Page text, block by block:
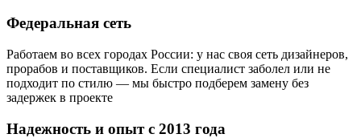
Федеральная сеть
Работаем во всех городах России: у нас своя сеть дизайнеров,
прорабов и поставщиков. Если специалист заболел или не
подходит по стилю — мы быстро подберем замену без
задержек в проекте
Надежность и опыт с 2013 года